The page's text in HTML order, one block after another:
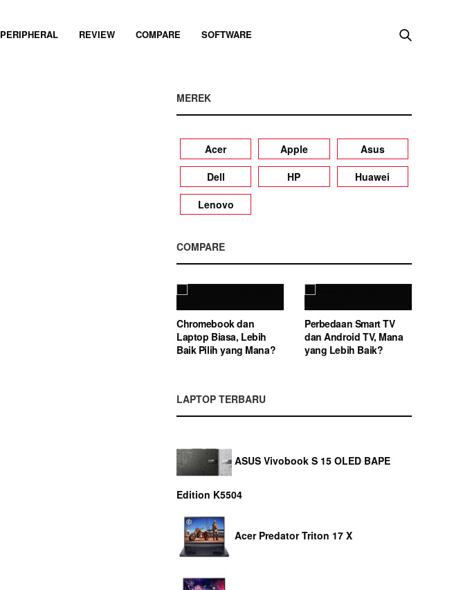
PERIPHERAL REVIEW COMPARE SOFTWARE
MEREK
Acer Apple
Asus
Dell
HP
Huawei
Lenovo
COMPARE
Chromebook dan
Laptop Biasa, Lebih
Baik Pilih yang Mana?
Perbedaan Smart TV
dan Android TV, Mana
yang Lebih Baik?
LAPTOP TERBARU
ASUS Vivobook S 15 OLED BAPE
Edition K5504
Acer Predator Triton 17 X